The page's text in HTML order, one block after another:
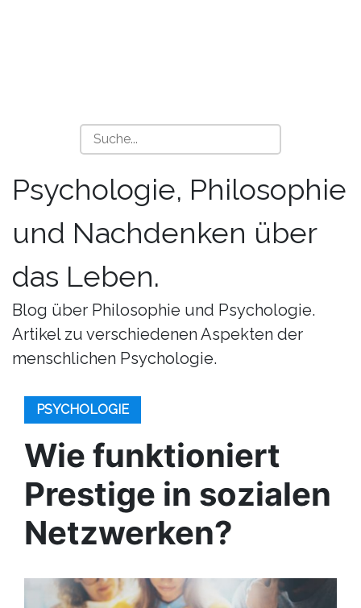
Psychologie, Philosophie
und Nachdenken über
das Leben.
Blog über Philosophie und Psychologie.
Artikel zu verschiedenen Aspekten der
menschlichen Psychologie.
PSYCHOLOGIE
Wie funktioniert
Prestige in sozialen
Netzwerken?